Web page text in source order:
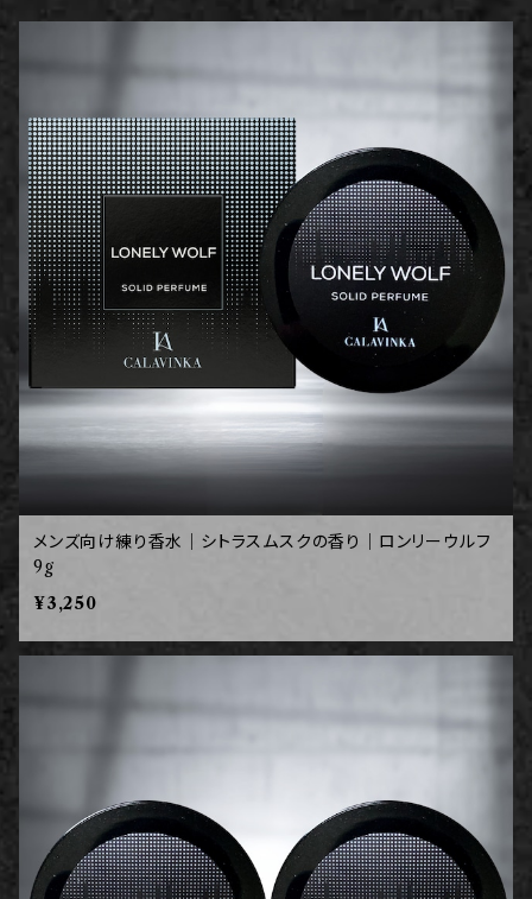
メンズ向け練り香水｜シトラスムスクの香り｜ロンリーウルフ
9g
¥3,250